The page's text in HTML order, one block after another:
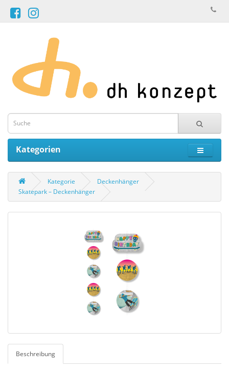
Kategorien
Kategorie
Deckenhänger
Skatepark – Deckenhänger
Beschreibung